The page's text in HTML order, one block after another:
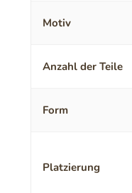
Motiv
Anzahl der Teile
Form
Platzierung